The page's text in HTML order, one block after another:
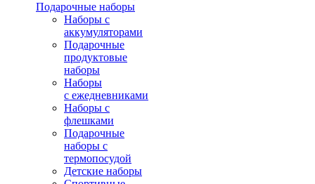
Подарочные наборы
Наборы с
аккумуляторами
Подарочные
продуктовые
наборы
Наборы
с ежедневниками
Наборы с
флешками
Подарочные
наборы с
термопосудой
Детские наборы